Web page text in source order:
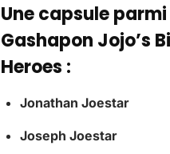
Une capsule
Gashapon Jojo’s
Heroes :
Jonathan Joestar
Joseph Joestar